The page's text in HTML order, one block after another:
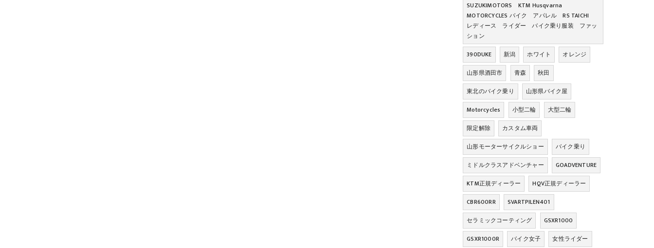
SUZUKIMOTORS KTM Husqvarna
MOTORCYCLES バイク アパレル RS TAICHI
レディース ライダー バイク乗り服装 ファッ
ション
390DUKE
新潟 ホワイト
オレンジ
山形県酒田市
青森
秋田
東北のバイク乗り
山形県バイク屋
Motorcycles
小型二輪
大型二輪
限定解除
カスタム車両
山形モーターサイクルショー
バイク乗り
ミドルクラスアドベンチャー
GOADVENTURE
KTM正規ディーラー
HQV正規ディーラー
CBR600RR
SVARTPILEN401
セラミックコーティング
GSXR1000
GSXR1000R
バイク女子 女性ライダー